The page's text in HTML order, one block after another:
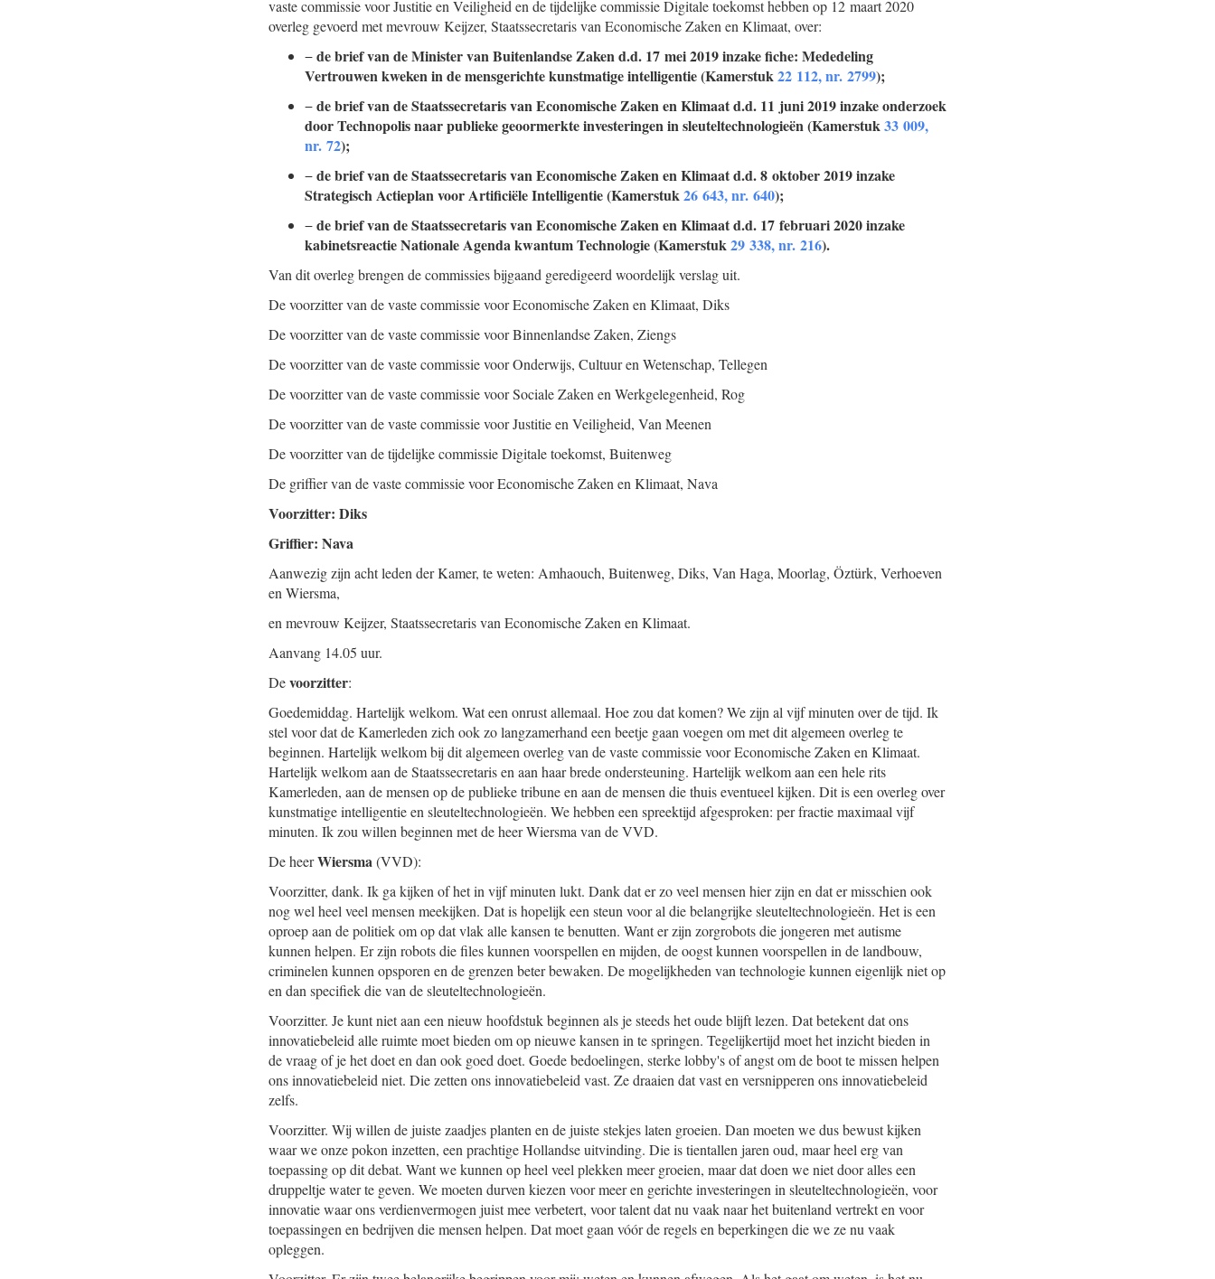
vaste commissie voor Justitie en Veiligheid en de tijdelijke commissie Digitale toekomst hebben op 12 maart 2020
overleg gevoerd met mevrouw Keijzer, Staatssecretaris van Economische Zaken en Klimaat, over:
−de brief van de Minister van Buitenlandse Zaken d.d. 17 mei 2019 inzake fiche: Mededeling
Vertrouwen kweken in de mensgerichte kunstmatige intelligentie (Kamerstuk22 112, nr. 2799);
−de brief van de Staatssecretaris van Economische Zaken en Klimaat d.d. 11 juni 2019 inzake onderzoek
door Technopolis naar publieke geoormerkte investeringen in sleuteltechnologieën (Kamerstuk33 009,
nr. 72);
−de brief van de Staatssecretaris van Economische Zaken en Klimaat d.d. 8 oktober 2019 inzake
Strategisch Actieplan voor Artificiële Intelligentie (Kamerstuk26 643, nr. 640);
−de brief van de Staatssecretaris van Economische Zaken en Klimaat d.d. 17 februari 2020 inzake
kabinetsreactie Nationale Agenda kwantum Technologie (Kamerstuk29 338, nr. 216).
Van dit overleg brengen de commissies bijgaand geredigeerd woordelijk verslag uit.
De voorzitter van de vaste commissie voor Economische Zaken en Klimaat, Diks
De voorzitter van de vaste commissie voor Binnenlandse Zaken, Ziengs
De voorzitter van de vaste commissie voor Onderwijs, Cultuur en Wetenschap, Tellegen
De voorzitter van de vaste commissie voor Sociale Zaken en Werkgelegenheid, Rog
De voorzitter van de vaste commissie voor Justitie en Veiligheid, Van Meenen
De voorzitter van de tijdelijke commissie Digitale toekomst, Buitenweg
De griffier van de vaste commissie voor Economische Zaken en Klimaat, Nava
Voorzitter: Diks
Griffier: Nava
Aanwezig zijn acht leden der Kamer, te weten: Amhaouch, Buitenweg, Diks, Van Haga, Moorlag, Öztürk, Verhoeven
en Wiersma,
en mevrouw Keijzer, Staatssecretaris van Economische Zaken en Klimaat.
Aanvang 14.05 uur.
Devoorzitter:
Goedemiddag. Hartelijk welkom. Wat een onrust allemaal. Hoe zou dat komen? We zijn al vijf minuten over de tijd. Ik
stel voor dat de Kamerleden zich ook zo langzamerhand een beetje gaan voegen om met dit algemeen overleg te
beginnen. Hartelijk welkom bij dit algemeen overleg van de vaste commissie voor Economische Zaken en Klimaat.
Hartelijk welkom aan de Staatssecretaris en aan haar brede ondersteuning. Hartelijk welkom aan een hele rits
Kamerleden, aan de mensen op de publieke tribune en aan de mensen die thuis eventueel kijken. Dit is een overleg over
kunstmatige intelligentie en sleuteltechnologieën. We hebben een spreektijd afgesproken: per fractie maximaal vijf
minuten. Ik zou willen beginnen met de heer Wiersma van de VVD.
De heerWiersma(VVD):
Voorzitter, dank. Ik ga kijken of het in vijf minuten lukt. Dank dat er zo veel mensen hier zijn en dat er misschien ook
nog wel heel veel mensen meekijken. Dat is hopelijk een steun voor al die belangrijke sleuteltechnologieën. Het is een
oproep aan de politiek om op dat vlak alle kansen te benutten. Want er zijn zorgrobots die jongeren met autisme
kunnen helpen. Er zijn robots die files kunnen voorspellen en mijden, de oogst kunnen voorspellen in de landbouw,
criminelen kunnen opsporen en de grenzen beter bewaken. De mogelijkheden van technologie kunnen eigenlijk niet op
en dan specifiek die van de sleuteltechnologieën.
Voorzitter. Je kunt niet aan een nieuw hoofdstuk beginnen als je steeds het oude blijft lezen. Dat betekent dat ons
innovatiebeleid alle ruimte moet bieden om op nieuwe kansen in te springen. Tegelijkertijd moet het inzicht bieden in
de vraag of je het doet en dan ook goed doet. Goede bedoelingen, sterke lobby's of angst om de boot te missen helpen
ons innovatiebeleid niet. Die zetten ons innovatiebeleid vast. Ze draaien dat vast en versnipperen ons innovatiebeleid
zelfs.
Voorzitter. Wij willen de juiste zaadjes planten en de juiste stekjes laten groeien. Dan moeten we dus bewust kijken
waar we onze pokon inzetten, een prachtige Hollandse uitvinding. Die is tientallen jaren oud, maar heel erg van
toepassing op dit debat. Want we kunnen op heel veel plekken meer groeien, maar dat doen we niet door alles een
druppeltje water te geven. We moeten durven kiezen voor meer en gerichte investeringen in sleuteltechnologieën, voor
innovatie waar ons verdienvermogen juist mee verbetert, voor talent dat nu vaak naar het buitenland vertrekt en voor
toepassingen en bedrijven die mensen helpen. Dat moet gaan vóór de regels en beperkingen die we ze nu vaak
opleggen.